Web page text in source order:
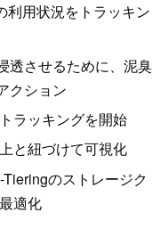
利用状況をトラッキン
透させるために、泥臭
クション
ラッキングを開始
と紐づけて可視化
のストレージク
適化